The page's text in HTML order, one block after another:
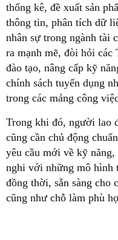
thống kê, đề xuất sản
thông tin, phân tích dữ
nhân sự trong ngành tài
ra mạnh mẽ, đòi hỏi
đào tạo, nâng cấp kỹ
chính sách tuyển dụng
trong các mảng công
Trong khi đó, người lao
cũng cần chủ động
yêu cầu mới về kỹ năng,
nghi với những mô hình
đồng thời, sẵn sàng cho
cũng như chỗ làm phù